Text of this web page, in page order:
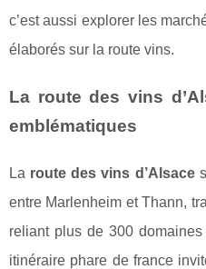
c’est aussi explorer les
élaborés sur la route vins.
La route des vins
emblématiques
La route des vins d’Alsace
entre Marlenheim et Thann,
reliant plus de 300
itinéraire phare de france